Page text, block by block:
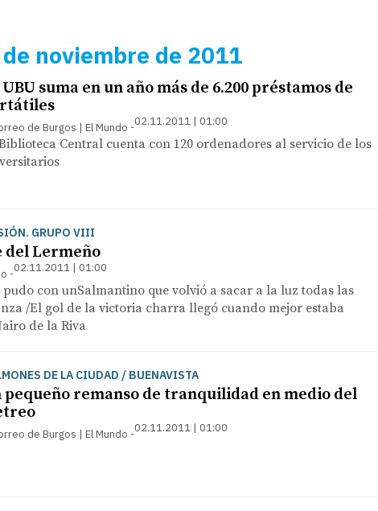
noviembre de 2011
suma en un año más de 6.200 préstamos de
de Burgos | El Mundo 02.11.2011 | 01:00
Central cuenta con 120 ordenadores al servicio de los
GRUPO VIII
del Lermeño
02.11.2011 | 01:00
con unSalmantino que volvió a sacar a la luz todas las
/El gol de la victoria charra llegó cuando mejor estaba
de la Riva
DE LA CIUDAD / BUENAVISTA
pequeño remanso de tranquilidad en medio del
de Burgos | El Mundo 02.11.2011 | 01:00